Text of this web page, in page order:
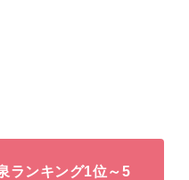
ランキング1位～5